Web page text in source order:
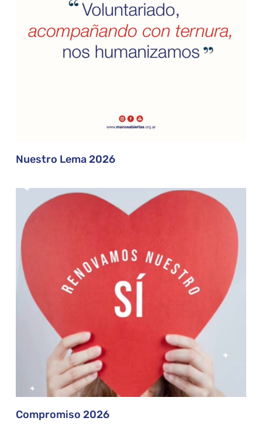
Nuestro Lema 2026
Compromiso 2026